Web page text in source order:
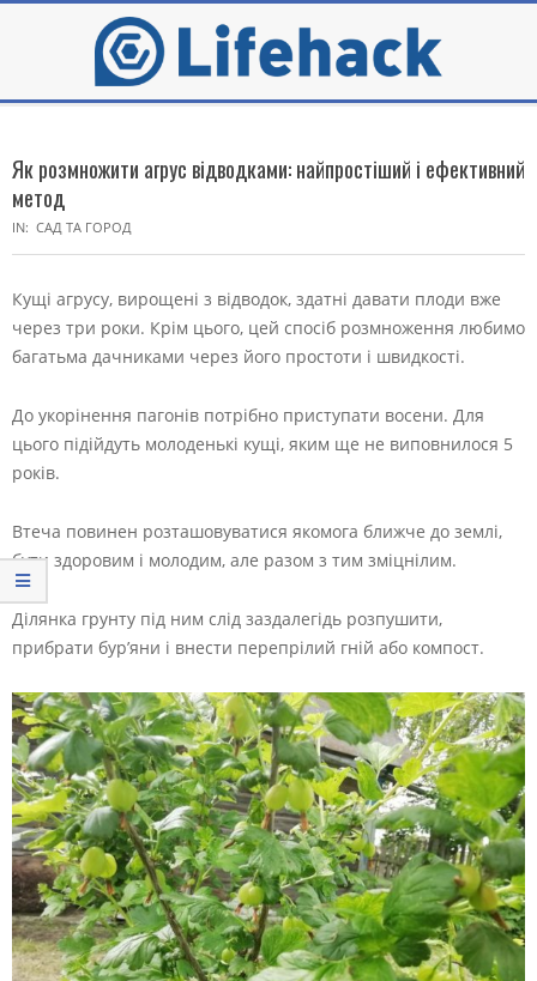
Menu
Як розмножити агрус відводками: найпростіший і ефективний
метод
IN: САД ТА ГОРОД
Кущі агрусу, вирощені з відводок, здатні давати плоди вже
через три роки. Крім цього, цей спосіб розмноження любимо
багатьма дачниками через його простоти і швидкості.
До укорінення пагонів потрібно приступати восени. Для
цього підійдуть молоденькі кущі, яким ще не виповнилося 5
років.
Втеча повинен розташовуватися якомога ближче до землі,
бути здоровим і молодим, але разом з тим зміцнілим.
Ділянка грунту під ним слід заздалегідь розпушити,
прибрати бур’яни і внести перепрілий гній або компост.